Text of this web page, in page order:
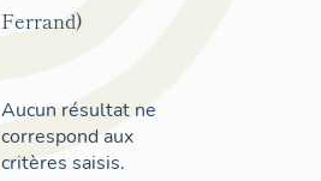
Ferrand)
Aucun résultat ne
correspond aux
critères saisis.